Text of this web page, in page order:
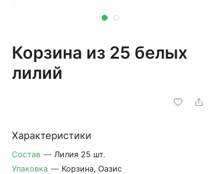
Корзина из 25 белых
лилий
Характеристики
Состав — Лилия 25 шт.
Упаковка — Корзина, Оазис